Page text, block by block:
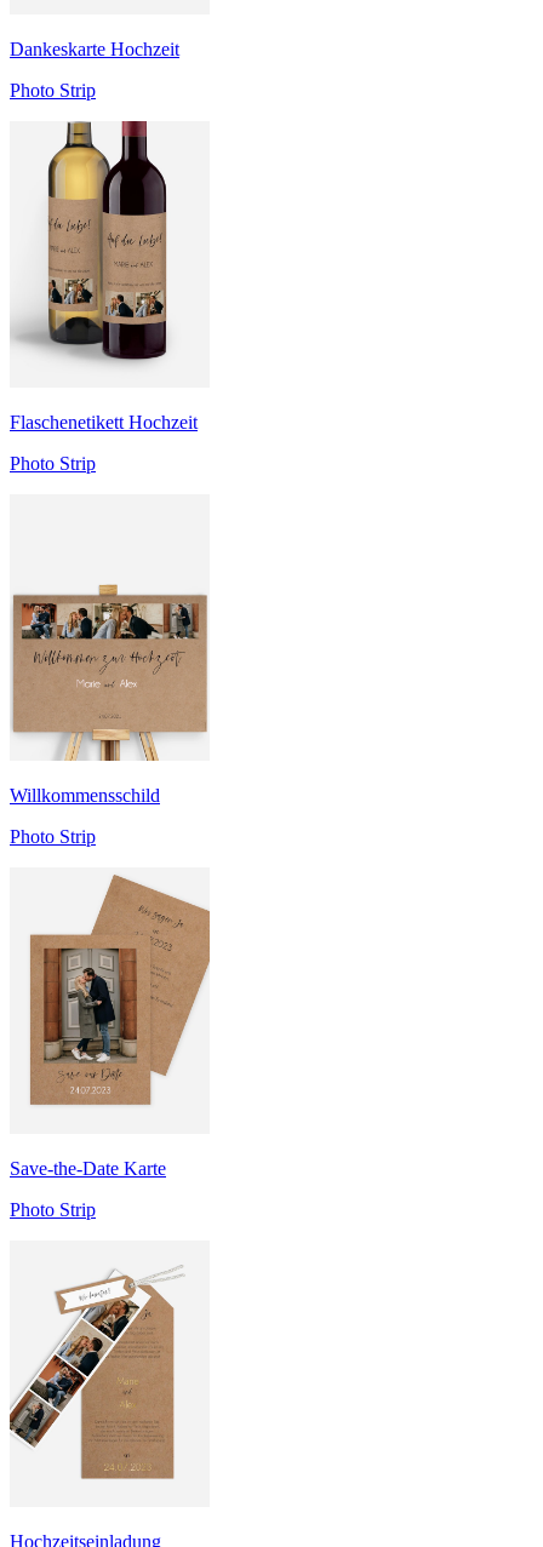
Dankeskarte Hochzeit
Photo Strip
Flaschenetikett Hochzeit
Photo Strip
Willkommensschild
Photo Strip
Save-the-Date Karte
Photo Strip
Hochzeitseinladung